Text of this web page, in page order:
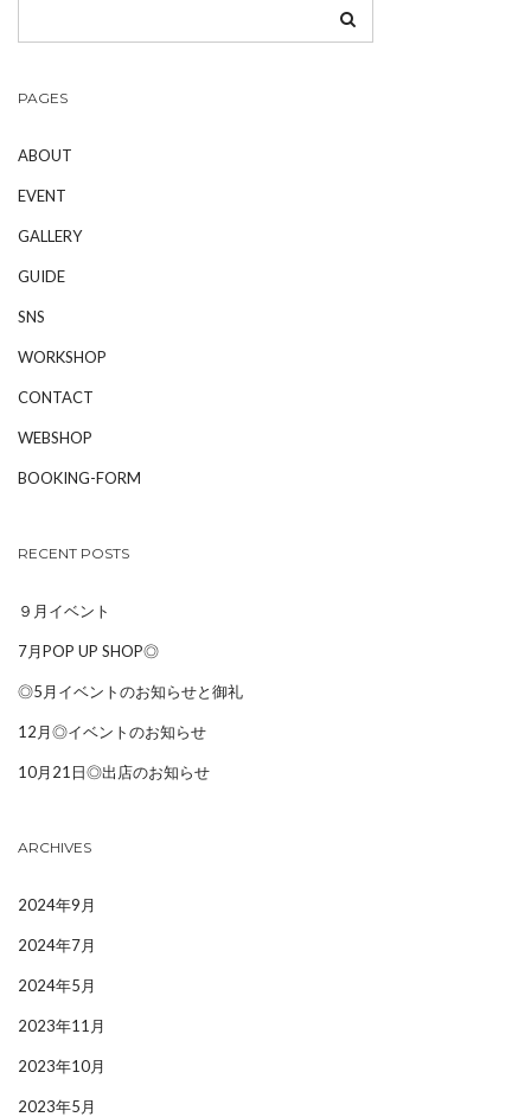
PAGES
ABOUT
EVENT
GALLERY
GUIDE
SNS
WORKSHOP
CONTACT
WEBSHOP
BOOKING-FORM
RECENT POSTS
９月イベント
7月POP UP SHOP◎
◎5月イベントのお知らせと御礼
12月◎イベントのお知らせ
10月21日◎出店のお知らせ
ARCHIVES
2024年9月
2024年7月
2024年5月
2023年11月
2023年10月
2023年5月